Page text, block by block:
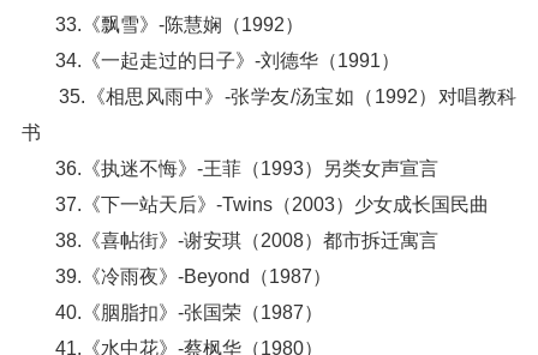
33.《飘雪》-陈慧娴（1992）
34.《一起走过的日子》-刘德华（1991）
35.《相思风雨中》-张学友/汤宝如（1992）对唱教科
书
36.《执迷不悔》-王菲（1993）另类女声宣言
37.《下一站天后》-Twins（2003）少女成长国民曲
38.《喜帖街》-谢安琪（2008）都市拆迁寓言
39.《冷雨夜》-Beyond（1987）
40.《胭脂扣》-张国荣（1987）
41.《水中花》-蔡枫华（1980）